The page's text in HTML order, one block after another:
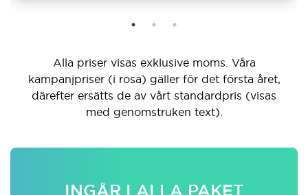
Alla priser visas exklusive moms. Våra
kampanjpriser (i rosa) gäller för det första året,
därefter ersätts de av vårt standardpris (visas
med genomstruken text).
INGÅR I ALLA PAKET